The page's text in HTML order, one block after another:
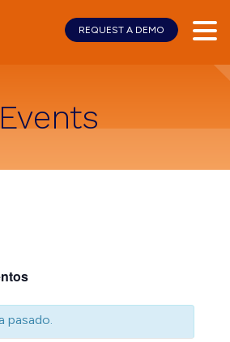
Events
pasado.
REQUEST A DEMO